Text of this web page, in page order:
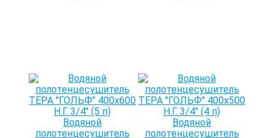
Водяной
полотенцесушитель
Водяной
полотенцесушитель